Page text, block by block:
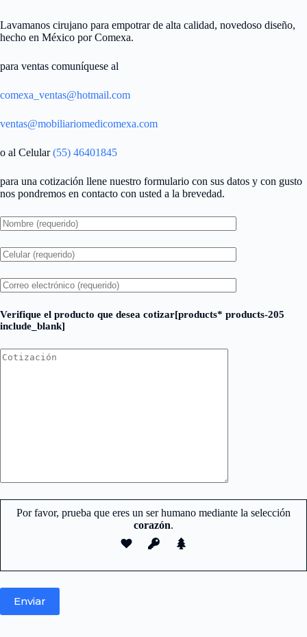
Lavamanos cirujano para empotrar de alta calidad, novedoso diseño,
hecho en México por Comexa.
para ventas comuníquese al
comexa_ventas@hotmail.com
ventas@mobiliariomedicomexa.com
o al Celular(55) 46401845
para una cotización llene nuestro formulario con sus datos y con gusto
nos pondremos en contacto con usted a la brevedad.
Verifique el producto que desea cotizar[products* products-205
include_blank]
Por favor, prueba que eres un ser humano mediante la selección
corazón.